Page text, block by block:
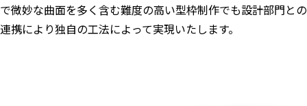
で微妙な曲面を多く含む難度の高い型枠制作でも設計部門との
連携により独自の工法によって実現いたします。